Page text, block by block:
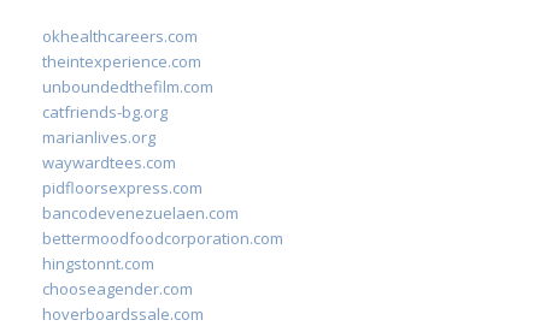
okhealthcareers.com
theintexperience.com
unboundedthefilm.com
catfriends-bg.org
marianlives.org
waywardtees.com
pidfloorsexpress.com
bancodevenezuelaen.com
bettermoodfoodcorporation.com
hingstonnt.com
chooseagender.com
hoverboardssale.com